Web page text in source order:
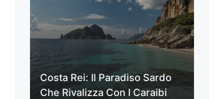
Costa Rei: Il Paradiso Sardo
Che Rivalizza Con I Caraibi